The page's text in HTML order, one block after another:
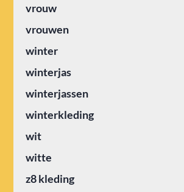
vrouw
vrouwen
winter
winterjas
winterjassen
winterkleding
wit
witte
z8 kleding